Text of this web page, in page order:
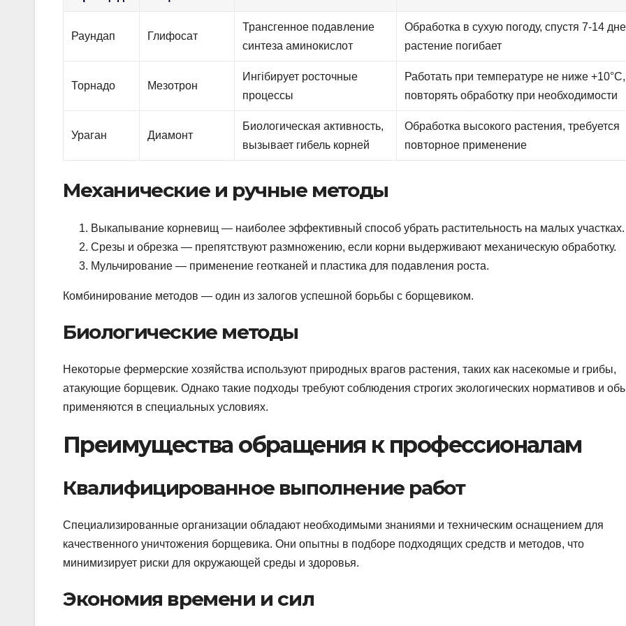
Раундап Глифосат
Трансгенное подавление
синтеза аминокислот
Обработка в сухую погоду, спустя 7-14
растение погибает
Торнадо Мезотрон
Ингібирует росточные
процессы
Работать при температуре не ниже +10°C,
повторять обработку при необходимости
Ураган Диамонт
Биологическая активность,
вызывает гибель корней
Обработка высокого растения, требуется
повторное применение
Механические и ручные методы
Выкапывание корневищ — наиболее эффективный способ убрать растительность на малых участках.
Срезы и обрезка — препятствуют размножению, если корни выдерживают механическую обработку.
Мульчирование — применение геотканей и пластика для подавления роста.
Комбинирование методов — один из залогов успешной борьбы с борщевиком.
Биологические методы
Некоторые фермерские хозяйства используют природных врагов растения, таких как насекомые и грибы,
атакующие борщевик. Однако такие подходы требуют соблюдения строгих экологических нормативов и
применяются в специальных условиях.
Преимущества обращения к профессионалам
Квалифицированное выполнение работ
Специализированные организации обладают необходимыми знаниями и техническим оснащением для
качественного уничтожения борщевика. Они опытны в подборе подходящих средств и методов, что
минимизирует риски для окружающей среды и здоровья.
Экономия времени и сил